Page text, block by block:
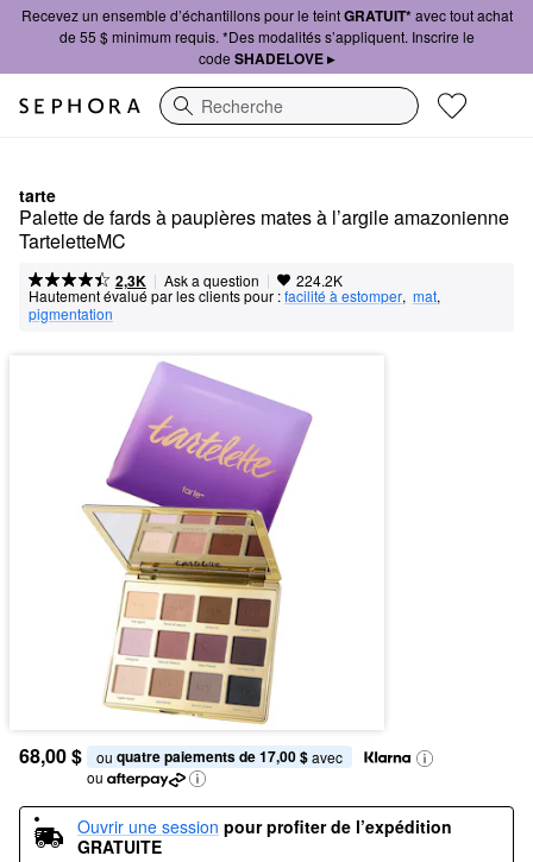
Recevez un ensemble d’échantillons pour le teintGRATUIT*avec tout achat
de 55 $ minimum requis. *Des modalités s’appliquent. Inscrire le
code SHADELOVE ▸
Recherche
tarte
Palette de fards à paupières mates à l’argile amazonienne
TarteletteMC
2,3K | Ask a question | 224.2K
Hautement évalué par les clients pour :facilité à estomper, mat,
pigmentation
68,00 $ ou quatre paiements de 17,00 $ avec
ou
Ouvrir une session pour profiter de l’expédition
GRATUITE